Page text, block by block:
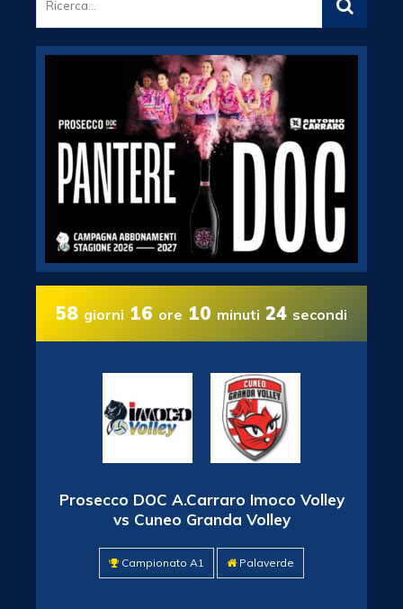
58 giorni 16 ore 10 minuti 23 secondi
Prosecco DOC A.Carraro Imoco Volley
vs Cuneo Granda Volley
Campionato A1 Palaverde